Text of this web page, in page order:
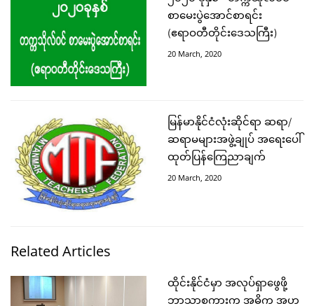
စာမေးပွဲအောင်စာရင်း
(ဧရာဝတီတိုင်းဒေသကြီး)
20 March, 2020
မြန်မာနိုင်ငံလုံးဆိုင်ရာ ဆရာ/
ဆရာမများအဖွဲ့ချုပ် အရေးပေါ်
ထုတ်ပြန်ကြေညာချက်
20 March, 2020
Related Articles
ထိုင်းနိုင်ငံမှာ အလုပ်ရှာဖွေဖို့
ဘာသာစကားက အဓိက အဟ